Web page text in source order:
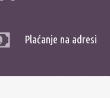
Plaćanje na adresi